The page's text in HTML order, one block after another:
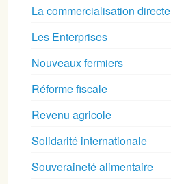
La commercialisation directe
Les Enterprises
Nouveaux fermiers
Réforme fiscale
Revenu agricole
Solidarité internationale
Souveraineté alimentaire